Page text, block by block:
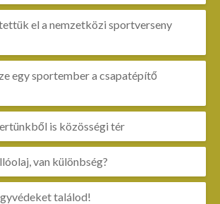
el a nemzetközi sportverseny
egy sportember a csapatépítő
is közösségi tér
van különbség?
találod!